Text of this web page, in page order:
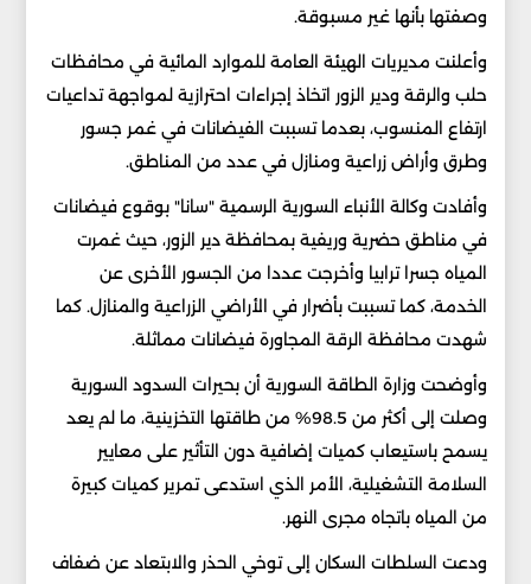
وصفتها بأنها غير مسبوقة.
وأعلنت مديريات الهيئة العامة للموارد المائية في محافظات
حلب والرقة ودير الزور اتخاذ إجراءات احترازية لمواجهة تداعيات
ارتفاع المنسوب، بعدما تسببت الفيضانات في غمر جسور
وطرق وأراض زراعية ومنازل في عدد من المناطق.
وأفادت وكالة الأنباء السورية الرسمية "سانا" بوقوع فيضانات
في مناطق حضرية وريفية بمحافظة دير الزور، حيث غمرت
المياه جسرا ترابيا وأخرجت عددا من الجسور الأخرى عن
الخدمة، كما تسببت بأضرار في الأراضي الزراعية والمنازل. كما
شهدت محافظة الرقة المجاورة فيضانات مماثلة.
وأوضحت وزارة الطاقة السورية أن بحيرات السدود السورية
وصلت إلى أكثر من 98.5% من طاقتها التخزينية، ما لم يعد
يسمح باستيعاب كميات إضافية دون التأثير على معايير
السلامة التشغيلية، الأمر الذي استدعى تمرير كميات كبيرة
من المياه باتجاه مجرى النهر.
ودعت السلطات السكان إلى توخي الحذر والابتعاد عن ضفاف